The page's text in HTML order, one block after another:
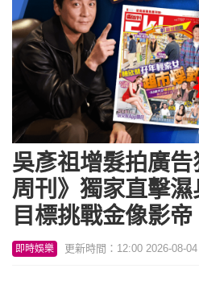
吳彥祖增髮拍廣
周刊》獨家直擊
目標挑戰金像影帝
即時娛樂 更新時間：12:00 2026-08-